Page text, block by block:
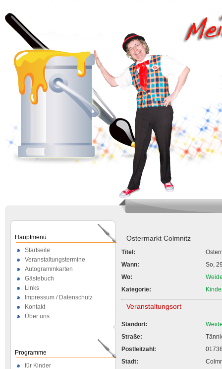
Hauptmenü
Startseite
Veranstaltungstermine
Autogrammkarten
Gästebuch
Links
Impressum / Datenschutz
Kontakt
Über uns
Programme
für Kinder
Ostermarkt Colmnitz
Titel:
Wann:
So,
Wo:
Kategorie:
Veranstaltungsort
Standort:
Straße:
Postleitzahl:
Stadt: